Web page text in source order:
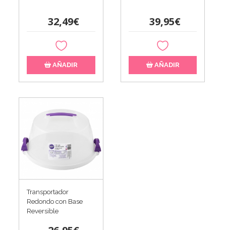
32,49€
AÑADIR
39,95€
AÑADIR
Transportador
Redondo con Base
Reversible